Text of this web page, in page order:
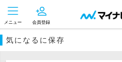
メニュー 会員登録
気になるに保存